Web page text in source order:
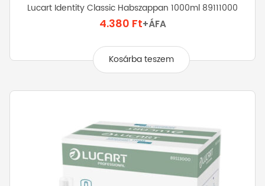
Lucart Identity Classic Habszappan 1000ml 89111000
4.380 Ft+ÁFA
Kosárba teszem